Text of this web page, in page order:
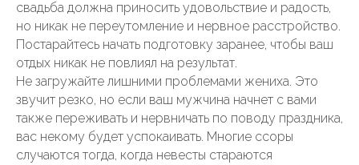
свадьба должна приносить удовольствие и радость,
но никак не переутомление и нервное расстройство.
Постарайтесь начать подготовку заранее, чтобы ваш
отдых никак не повлиял на результат.
Не загружайте лишними проблемами жениха. Это
звучит резко, но если ваш мужчина начнет с вами
также переживать и нервничать по поводу праздника,
вас некому будет успокаивать. Многие ссоры
случаются тогда, когда невесты стараются